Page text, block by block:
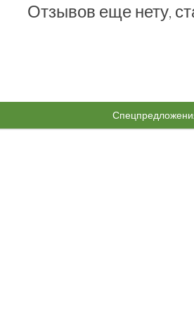
Отзывов еще нету,